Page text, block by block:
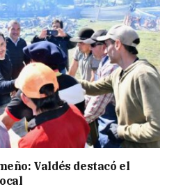
Valdés destacó el